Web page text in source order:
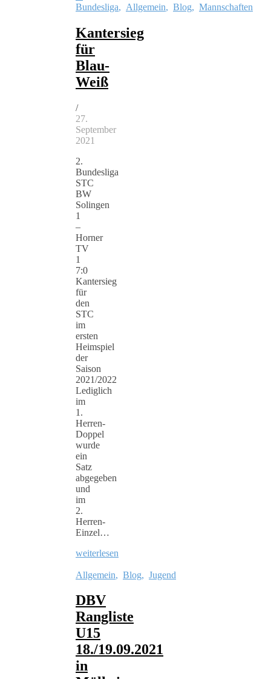
Bundesliga, Allgemein, Blog, Mannschaften
Kantersieg
für
Blau-
Weiß
/
27.
September
2021
2.
Bundesliga
STC
BW
Solingen
1
–
Horner
TV
1
7:0
Kantersieg
für
den
STC
im
ersten
Heimspiel
der
Saison
2021/2022
Lediglich
im
1.
Herren-
Doppel
wurde
ein
Satz
abgegeben
und
im
2.
Herren-
Einzel…
weiterlesen
Allgemein, Blog, Jugend
DBV
Rangliste
U15
18./19.09.2021
in